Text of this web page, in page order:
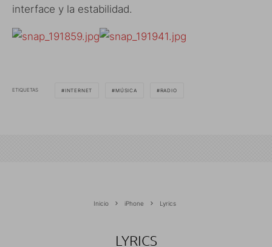
interface y la estabilidad.
ETIQUETAS INTERNET MÚSICA RADIO
Inicio iPhone Lyrics
LYRICS